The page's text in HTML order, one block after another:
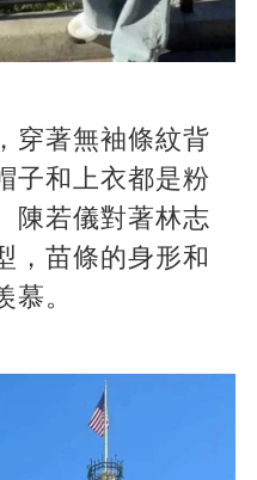
穿著無袖條紋背
子和上衣都是粉
陳若儀對著林志
，苗條的身形和
。